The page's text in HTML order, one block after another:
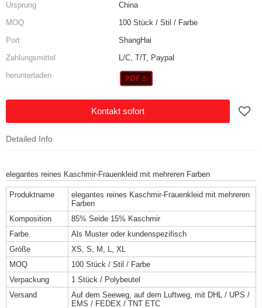
Ursprung
China
MOQ
100 Stück / Stil / Farbe
Port
ShangHai
Zahlungsmittel
L/C, T/T, Paypal
herunterladen
Kontakt sofort
Detailed Info
elegantes reines Kaschmir-Frauenkleid mit mehreren Farben
Produktname
elegantes reines Kaschmir-Frauenkleid mit mehreren
Farben
Komposition
85% Seide 15% Kaschmir
Farbe
Als Muster oder kundenspezifisch
Größe
XS, S, M, L, XL
MOQ
100 Stück / Stil / Farbe
Verpackung
1 Stück / Polybeutel
Versand
Auf dem Seeweg, auf dem Luftweg, mit DHL / UPS /
EMS / FEDEX / TNT ETC